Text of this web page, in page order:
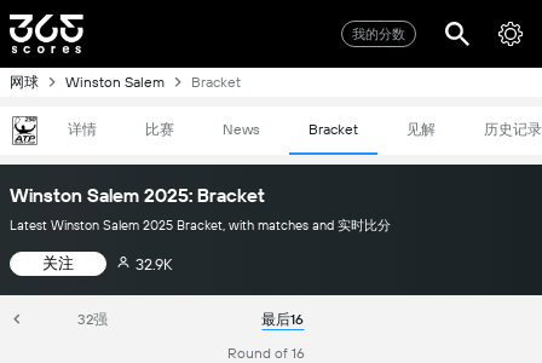
我的分数
网球 Winston Salem Bracket
详情 比赛 News Bracket 见解 历史记录
Winston Salem 2025: Bracket
Latest Winston Salem 2025 Bracket, with matches and 实时比分
关注 32.9K
32强 最后16
Round of 16